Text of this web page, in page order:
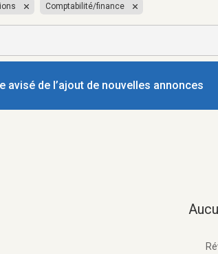
Comptabilité/finance
avisé de l’ajout de nouvelles annonces